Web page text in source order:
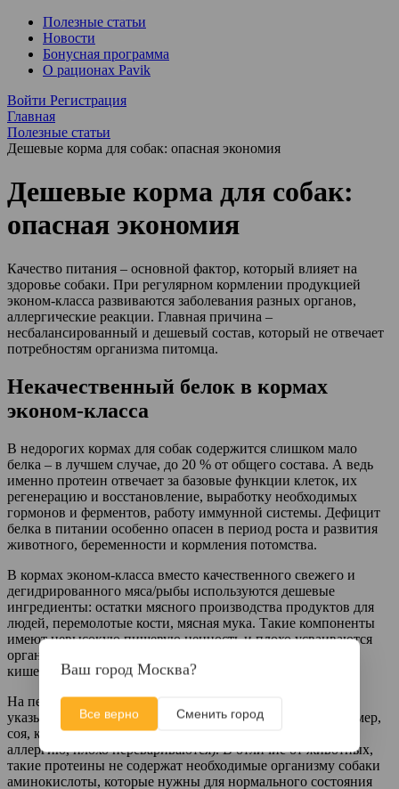
Полезные статьи
Новости
Бонусная программа
О рационах Pavik
Войти Регистрация
Ваш город Москва?
Все верно Сменить город
Главная
Полезные статьи
Дешевые корма для собак: опасная экономия
Дешевые корма для собак:
опасная экономия
Качество питания – основной фактор, который влияет на
здоровье собаки. При регулярном кормлении продукцией
эконом-класса развиваются заболевания разных органов,
аллергические реакции. Главная причина –
несбалансированный и дешевый состав, который не отвечает
потребностям организма питомца.
Некачественный белок в кормах
эконом-класса
В недорогих кормах для собак содержится слишком мало
белка – в лучшем случае, до 20 % от общего состава. А ведь
именно протеин отвечает за базовые функции клеток, их
регенерацию и восстановление, выработку необходимых
гормонов и ферментов, работу иммунной системы. Дефицит
белка в питании особенно опасен в период роста и развития
животного, беременности и кормления потомства.
В кормах эконом-класса вместо качественного свежего и
дегидрированного мяса/рыбы используются дешевые
ингредиенты: остатки мясного производства продуктов для
людей, перемолотые кости, мясная мука. Такие компоненты
имеют невысокую пищевую ценность и плохо усваиваются
организмом, приводят к проблемам в работе желудочно-
кишечного тракта.
На первом месте в составе недорогого корма могут
указываться белки растительного происхождения, например,
соя, кукурузный и пшеничный глютен (часто вызывают
аллергию, плохо перевариваются). В отличие от животных,
такие протеины не содержат необходимые организму собаки
аминокислоты, которые нужны для нормального состояния